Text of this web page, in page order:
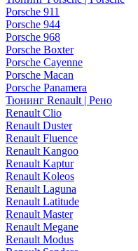
Porsche 911
Porsche 944
Porsche 968
Porsche Boxter
Porsche Cayenne
Porsche Macan
Porsche Panamera
Тюнинг Renault | Рено
Renault Clio
Renault Duster
Renault Fluence
Renault Kangoo
Renault Kaptur
Renault Koleos
Renault Laguna
Renault Latitude
Renault Master
Renault Megane
Renault Modus